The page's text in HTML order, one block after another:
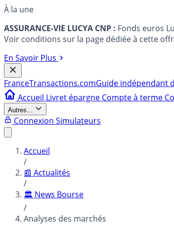
À la une
ASSURANCE-VIE LUCYA CNP : Fonds euros
Voir conditions sur la page dédiée à cette
En Savoir Plus
FranceTransactions.comGuide indépendant
Accueil Livret épargne Compte à terme
Autres...
Connexion Simulateurs
Accueil
/
📰 Actualités
/
🏛️ News Bourse
/
Analyses des marchés